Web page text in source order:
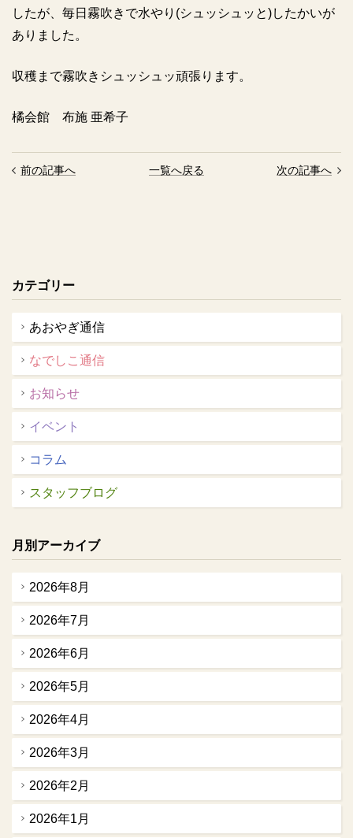
したが、毎日霧吹きで水やり(シュッシュッと)したかいが
ありました。
収穫まで霧吹きシュッシュッ頑張ります。
橘会館 布施 亜希子
前の記事へ 一覧へ戻る 次の記事へ
カテゴリー
あおやぎ通信
なでしこ通信
お知らせ
イベント
コラム
スタッフブログ
月別アーカイブ
2026年8月
2026年7月
2026年6月
2026年5月
2026年4月
2026年3月
2026年2月
2026年1月